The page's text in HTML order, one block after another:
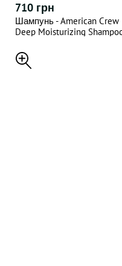
710 грн
Шампунь - American Crew
Deep Moisturizing